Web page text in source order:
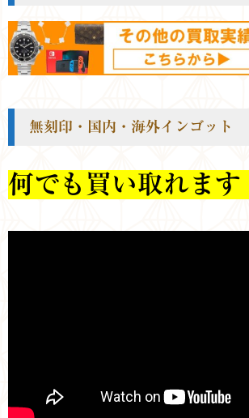
無刻印・国内・海外インゴット
何でも買い取れます